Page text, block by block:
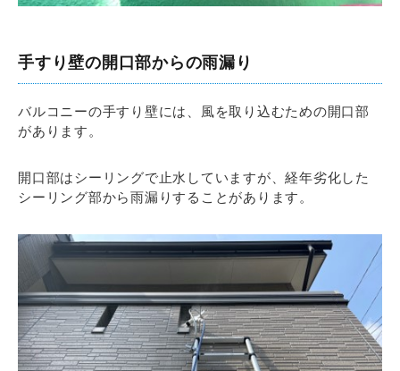
手すり壁の開口部からの雨漏り
バルコニーの手すり壁には、風を取り込むための開口部
があります。
開口部はシーリングで止水していますが、経年劣化した
シーリング部から雨漏りすることがあります。